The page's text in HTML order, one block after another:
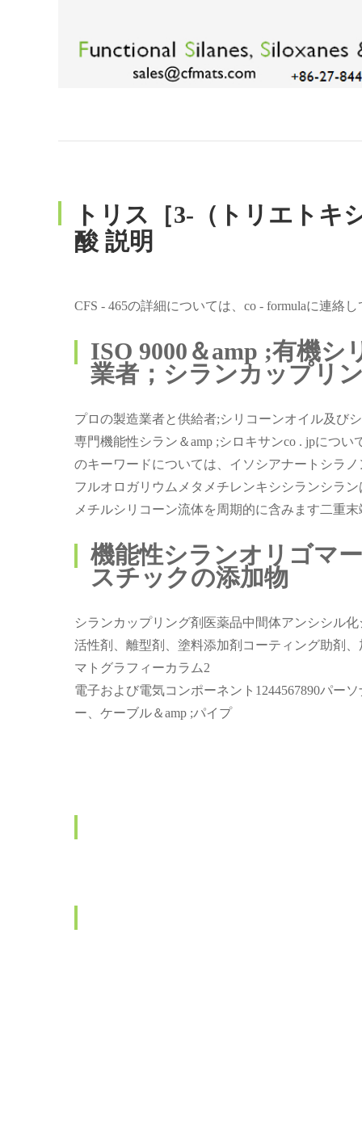
トリス［3‐（トリエト
酸 説明
CFS - 465の詳細については、co - formulaに連絡
ISO 9000＆amp ;有機シ
業者；シランカップリ
プロの製造業者と供給者;シリコーンオイル及び
専門機能性シラン＆amp ;シロキサンco . jpについ
のキーワードについては、イソシアナートシラ
フルオロガリウムメタメチレンキシシランシラン
メチルシリコーン流体を周期的に含みます二重
機能性シランオリゴマ
スチックの添加物
シランカップリング剤医薬品中間体アンシシル
活性剤、離型剤、塗料添加剤コーティング助剤、
マトグラフィーカラム2
電子および電気コンポーネント1244567890パー
ー、ケーブル＆amp ;パイプ